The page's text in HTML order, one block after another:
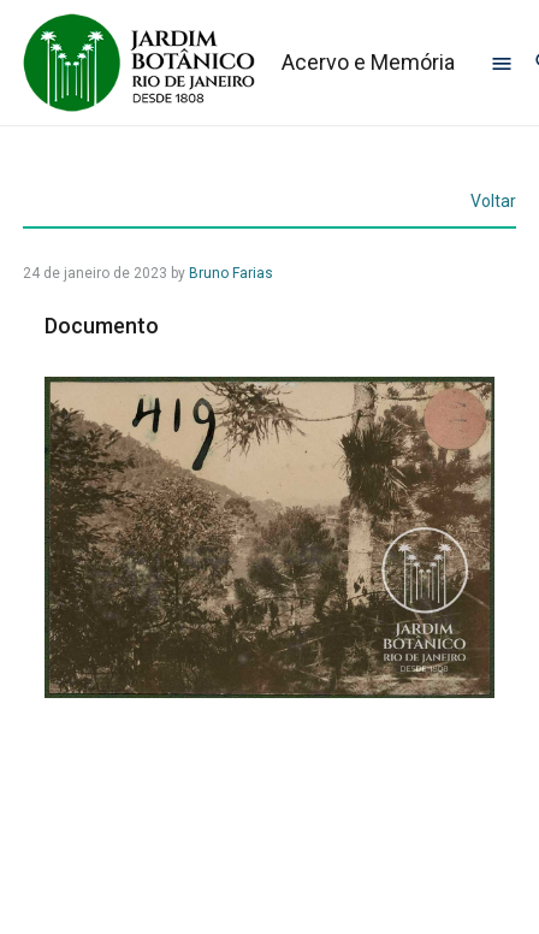
Acervo e Memória
Voltar
24 de janeiro de 2023 by Bruno Farias
Documento